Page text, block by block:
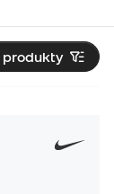
produkty